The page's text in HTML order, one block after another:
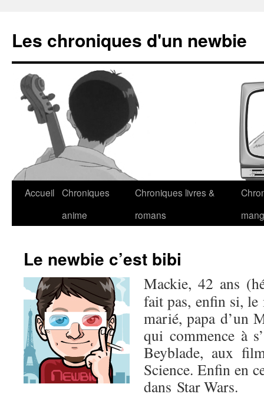
Les chroniques d'un newbie
Accueil Chroniques
anime
Chroniques livres &
romans
Le newbie c’est bibi
Mackie, 42 ans
fait pas, enfin si, le
marié, papa d’un
qui commence à
Beyblade, aux
Science. Enfin en
dans Star Wars.